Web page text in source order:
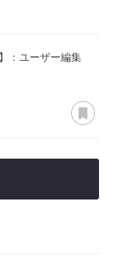
：ユーザー編集